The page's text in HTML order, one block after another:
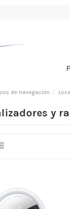
de navegación
y